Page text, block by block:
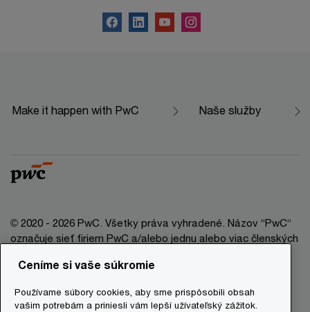
Make it happen with PwC Naše služby
© 2020 - 2026 PwC. Všetky práva vyhradené. Názov “PwC“
označuje sieť firiem PwC a/alebo jednu alebo viac členských
informácie nájdete na stránke www.pwc.com/structure.
Právna doložka
Ceníme si vaše súkromie
Používame súbory cookies, aby sme prispôsobili obsah
vašim potrebám a priniesli vám lepší užívateľský zážitok.